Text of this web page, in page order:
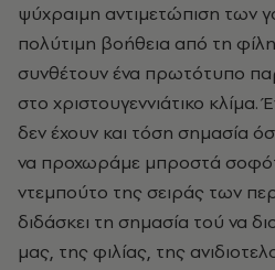
ψύχραιμη αντιμετώπιση των
πολύτιμη βοήθεια από τη
συνθέτουν ένα πρωτότυπο
στο χριστουγεννιάτικο
δεν έχουν και τόση σημασία
να προχωράμε μπροστά
ντεμπούτο της σειράς των
διδάσκει τη σημασία τού να
μας, της φιλίας, της